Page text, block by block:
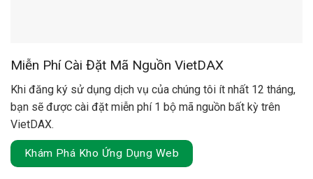
Miễn Phí Cài Đặt Mã Nguồn VietDAX
Khi đăng ký sử dụng dịch vụ của chúng tôi ít nhất 12 tháng,
bạn sẽ được cài đặt miễn phí 1 bộ mã nguồn bất kỳ trên
VietDAX.
Khám Phá Kho Ứng Dụng Web